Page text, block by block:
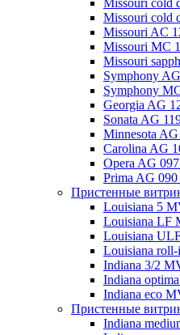
Missouri cold
Missouri cold
Missouri AC
Missouri MC
Missouri
Symphony
Symphony
Georgia AG
Sonata AG
Minnesota
Carolina AG
Opera AG
Prima AG 090
Пристенные
Louisiana 5
Louisiana LF
Louisiana
Louisiana
Indiana 3/2
Indiana
Indiana eco
Пристенные
Indiana